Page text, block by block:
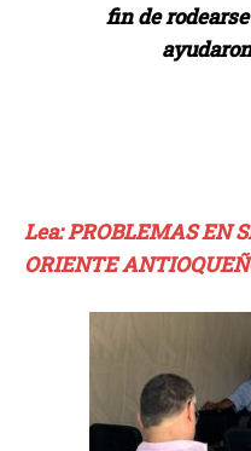
fin de
Lea: PROBLEMAS EN
ORIENTE